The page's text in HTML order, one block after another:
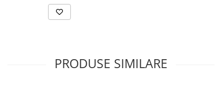
PRODUSE SIMILARE